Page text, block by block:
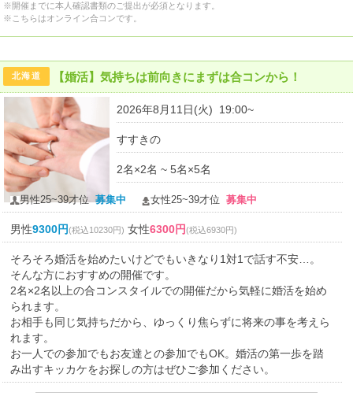
※開催までに本人確認書類のご提出が必須となります。
※こちらはオンライン合コンです。
北海道 【婚活】気持ちは前向きにまずは合コンから！
2026年8月11日(火) 19:00~
すすきの
2名×2名 ~ 5名×5名
男性25~39才位募集中 女性25~39才位 募集中
男性9300円(税込10230円) 女性6300円(税込6930円)
そろそろ婚活を始めたいけどでもいきなり1対1で話す不安…。
そんな方におすすめの開催です。
2名×2名以上の合コンスタイルでの開催だから気軽に婚活を始め
られます。
お相手も同じ気持ちだから、ゆっくり焦らずに将来の事を考えら
れます。
お一人での参加でもお友達との参加でもOK。婚活の第一歩を踏
み出すキッカケをお探しの方はぜひご参加ください。